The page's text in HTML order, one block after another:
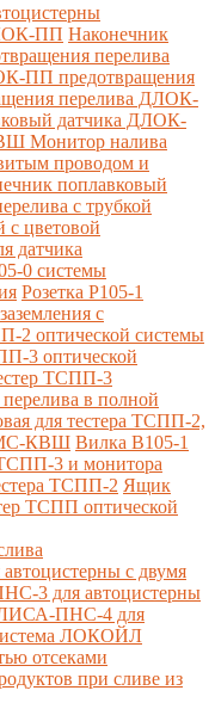
ПП Наконечник
перелива
ПП предотвращения
перелива ДЛОК-
датчика ДЛОК-
Монитор налива
проводом и
поплавковый
с трубкой
с цветовой
датчика
0 системы
Розетка Р105-1
с
2 оптической системы
3 оптической
ТСПП-3
в полной
для тестера ТСПП-2,
МС-КВШ Вилка В105-1
3 и монитора
ТСПП-2 Ящик
ТСПП оптической
с двумя
3 для автоцистерны
ПНС-4 для
ЛОКОЙЛ
отсеками
при сливе из